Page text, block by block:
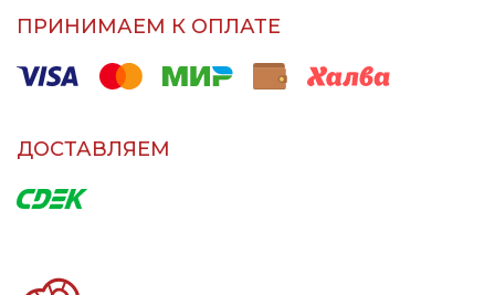
ПРИНИМАЕМ К ОПЛАТЕ
ДОСТАВЛЯЕМ